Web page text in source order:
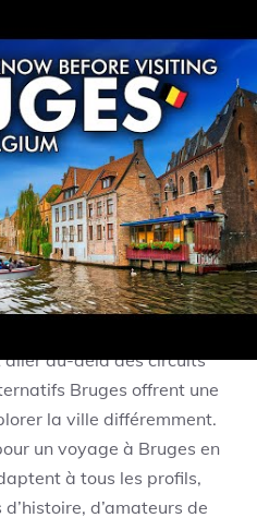
désormais consciente de
encourage fortement
sentiers battus pour
tout en offrant une
alternatifs
voyage
2025
aller au-delà des circuits
Bruges offrent une
la ville différemment.
un voyage à Bruges en
à tous les profils,
d’histoire, d’amateurs de